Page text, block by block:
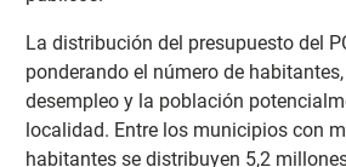
La distribución del presupuesto del
ponderando el número de
desempleo y la población
localidad. Entre los municipios con
habitantes se distribuyen 5,2